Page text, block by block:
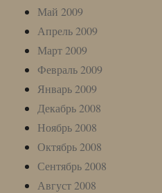
Май 2009
Апрель 2009
Март 2009
Февраль 2009
Январь 2009
Декабрь 2008
Ноябрь 2008
Октябрь 2008
Сентябрь 2008
Август 2008